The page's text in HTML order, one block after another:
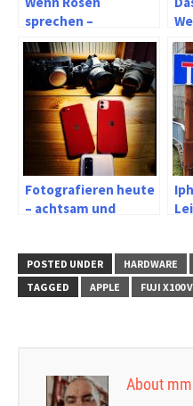
sprechen –
Summilux oder
Thambar?
Fotografieren heute
– achtsam und
POSTED UNDER HARDWARE
TAGGED
APPLE FUJI X100
About